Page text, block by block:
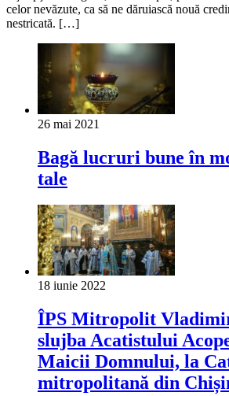
celor nevăzute, ca să ne dăruiască nouă
nestricată. […]
26 mai 2021
Bagă lucruri bune în
tale
18 iunie 2022
ÎPS Mitropolit
slujba Acatistului
Maicii Domnului, la
mitropolitană din